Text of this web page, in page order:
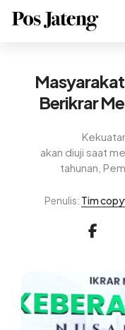
Berikrar
akan diuji saat
tahunan,
Penulis: Tim